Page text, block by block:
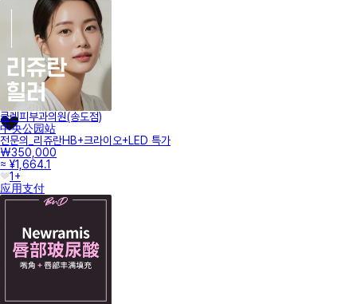
클렌피부과의원(송도점)
中央公园站
전문의_리쥬란HB+크라이오+LED 특가
₩350,000
≈ ¥1,664.1
1+
应用支付